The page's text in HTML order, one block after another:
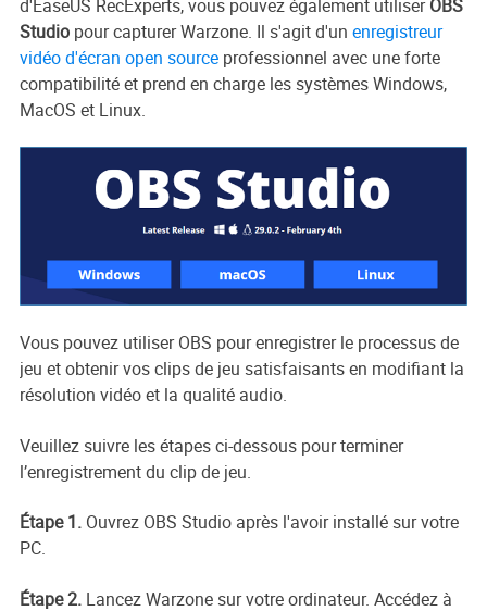
d'EaseUS RecExperts, vous pouvez également utiliserOBS
Studiopour capturer Warzone. Il s'agit d'un enregistreur
vidéo d'écran open sourceprofessionnel avec une forte
compatibilité et prend en charge les systèmes Windows,
MacOS et Linux.
Vous pouvez utiliser OBS pour enregistrer le processus de
jeu et obtenir vos clips de jeu satisfaisants en modifiant la
résolution vidéo et la qualité audio.
Veuillez suivre les étapes ci-dessous pour terminer
l’enregistrement du clip de jeu.
Étape 1.Ouvrez OBS Studio après l'avoir installé sur votre
PC.
Étape 2.Lancez Warzone sur votre ordinateur. Accédez à